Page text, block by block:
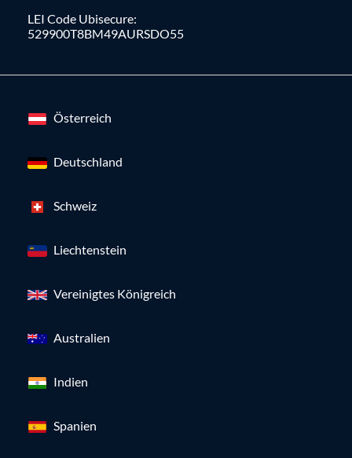
LEI Code Ubisecure:
529900T8BM49AURSDO55
Österreich
Deutschland
Schweiz
Liechtenstein
Vereinigtes Königreich
Australien
Indien
Spanien